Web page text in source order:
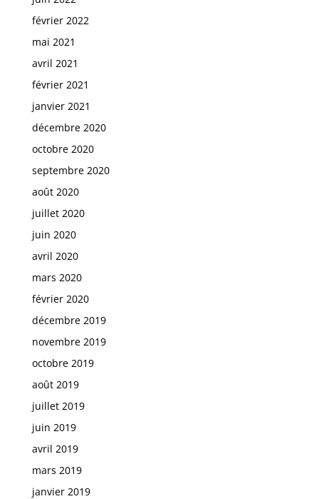
février 2022
mai 2021
avril 2021
février 2021
janvier 2021
décembre 2020
octobre 2020
septembre 2020
août 2020
juillet 2020
juin 2020
avril 2020
mars 2020
février 2020
décembre 2019
novembre 2019
octobre 2019
août 2019
juillet 2019
juin 2019
avril 2019
mars 2019
janvier 2019